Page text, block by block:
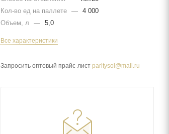
Кол-во ед на паллете — 4 000
Объем, л
— 5,0
Все характеристики
Запросить оптовый прайс-лист paritysol@mail.ru